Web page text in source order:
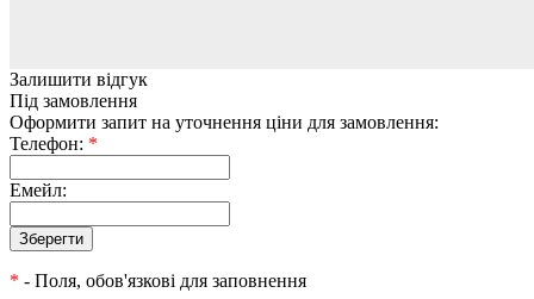
Залишити відгук
Під замовлення
Оформити запит на уточнення ціни для замовлення:
Телефон: *
Емейл:
* - Поля, обов'язкові для заповнення